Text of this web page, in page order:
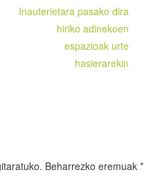
Inauterietara pasako dira
hiriko adinekoen
espazioak urte
hasierarekin
Beharrezko eremuak *